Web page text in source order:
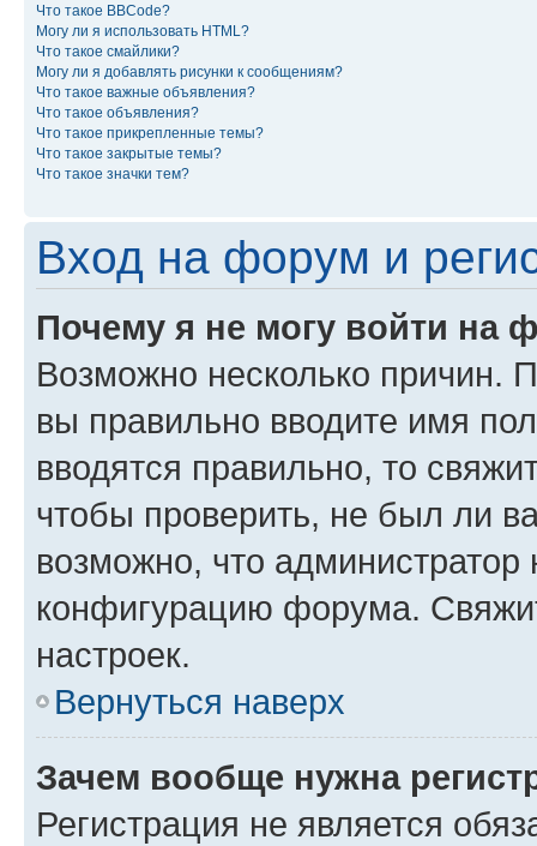
Что такое BBCode?
Могу ли я использовать HTML?
Что такое смайлики?
Могу ли я добавлять рисунки к сообщениям?
Что такое важные объявления?
Что такое объявления?
Что такое прикрепленные темы?
Что такое закрытые темы?
Что такое значки тем?
Вход на форум и
Почему я не могу войти на
Возможно несколько причин.
вы правильно вводите имя
вводятся правильно, то
чтобы проверить, не был ли
возможно, что администратор
конфигурацию форума.
настроек.
Вернуться наверх
Зачем вообще нужна
Регистрация не является